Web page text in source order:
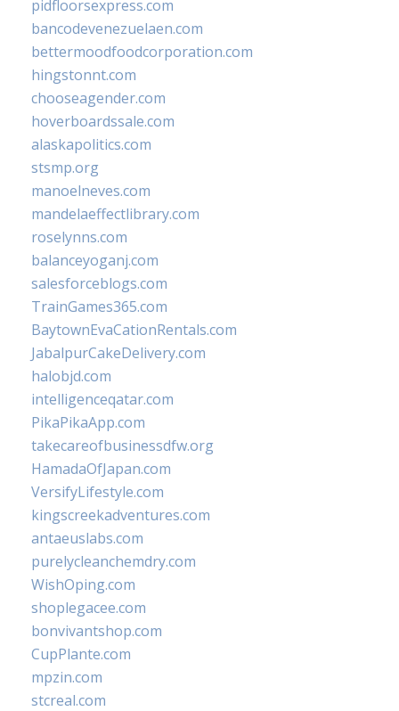
pidfloorsexpress.com
bancodevenezuelaen.com
bettermoodfoodcorporation.com
hingstonnt.com
chooseagender.com
hoverboardssale.com
alaskapolitics.com
stsmp.org
manoelneves.com
mandelaeffectlibrary.com
roselynns.com
balanceyoganj.com
salesforceblogs.com
TrainGames365.com
BaytownEvaCationRentals.com
JabalpurCakeDelivery.com
halobjd.com
intelligenceqatar.com
PikaPikaApp.com
takecareofbusinessdfw.org
HamadaOfJapan.com
VersifyLifestyle.com
kingscreekadventures.com
antaeuslabs.com
purelycleanchemdry.com
WishOping.com
shoplegacee.com
bonvivantshop.com
CupPlante.com
mpzin.com
stcreal.com